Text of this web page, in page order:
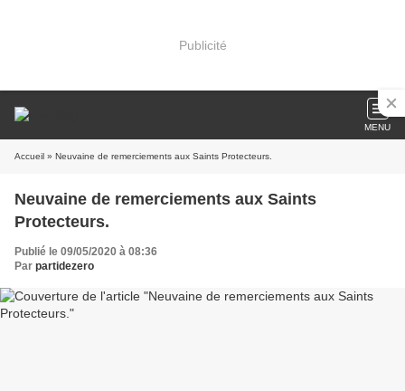
Publicité
MENU
Accueil » Neuvaine de remerciements aux Saints Protecteurs.
Neuvaine de remerciements aux Saints
Protecteurs.
Publié le 09/05/2020 à 08:36
Par partidezero